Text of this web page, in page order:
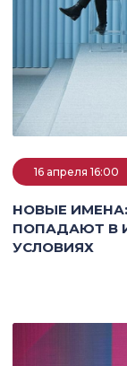
16 апреля 16:00
НОВЫЕ
ПОПАДАЮТ В
УСЛОВИЯХ